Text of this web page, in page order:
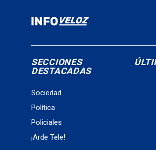
SECCIONES
DESTACADAS
Sociedad
Política
Policiales
¡Arde Tele!